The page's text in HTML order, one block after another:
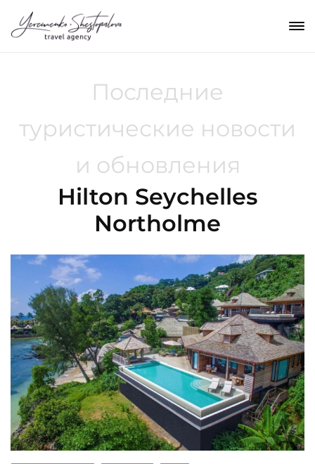
Последние
туристические новости
и обновления
Hilton Seychelles
Northolme